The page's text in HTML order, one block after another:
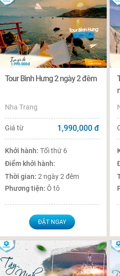
Tour Bình Hưng 2 ngày 2 đêm
Nha Trang
Giá từ 1,990,000 đ
Khởi hành:Tối thứ 6
Điểm khởi hành:
Thời gian:2 ngày 2 đêm
Phương tiện:Ô tô
ĐẶT NGAY